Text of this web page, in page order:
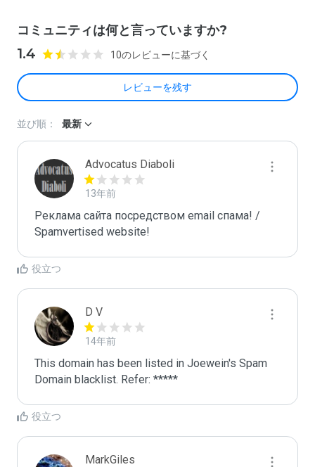
コミュニティは何と言っていますか?
1.4 10のレビューに基づく
レビューを残す
並び順： 最新
Advocatus Diaboli
13年前
Реклама сайта посредством email спама! /
Spamvertised website!
役立つ
D V
14年前
This domain has been listed in Joewein's Spam
Domain blacklist. Refer: *****
役立つ
MarkGiles